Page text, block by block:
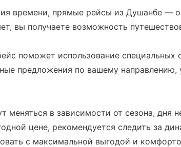
времени, прямые рейсы из Душанбе —
вы получаете возможность
поможет использование специальных
предложения по вашему
меняться в зависимости от сезона, дня
цене, рекомендуется следить за
с максимальной выгодой и